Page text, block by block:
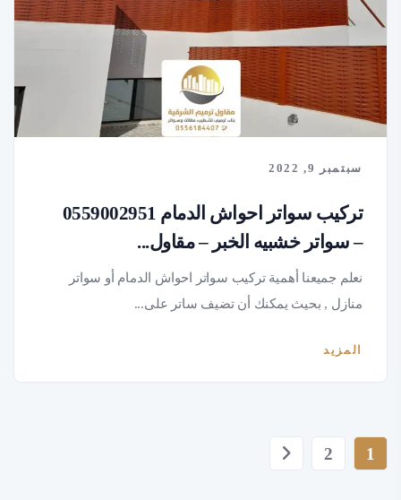
سبتمبر 9, 2022
تركيب سواتر احواش الدمام 0559002951
– سواتر خشبيه الخبر – مقاول...
نعلم جميعنا أهمية تركيب سواتر احواش الدمام أو سواتر
منازل , بحيث يمكنك أن تضيف ساتر على...
المزيد
1
2